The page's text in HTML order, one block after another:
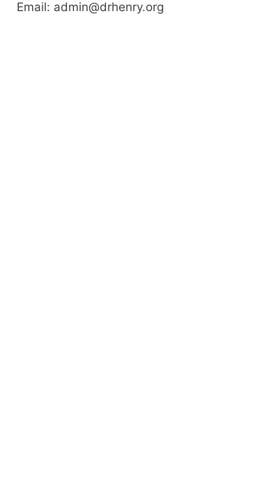
Email: admin@drhenry.org